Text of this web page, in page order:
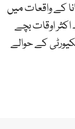
کے واقعات میں
اوقات بچے
کے حوالے